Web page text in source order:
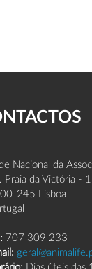
Nacional da
Praia da Victória -
245 Lisboa
707 309 233
Dias úteis